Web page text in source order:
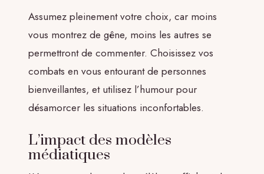
Assumez pleinement votre choix, car moins
vous montrez de gêne, moins les autres se
permettront de commenter. Choisissez vos
combats en vous entourant de personnes
bienveillantes, et utilisez l’humour pour
désamorcer les situations inconfortables.
L’impact des modèles
médiatiques